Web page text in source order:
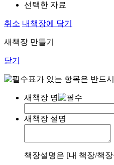
선택한 자료
취소 내책장에 담기
새책장 만들기
닫기
표가 있는 항목은 반드
새책장 명
새책장 설명
책장설명은 [내 책장/책